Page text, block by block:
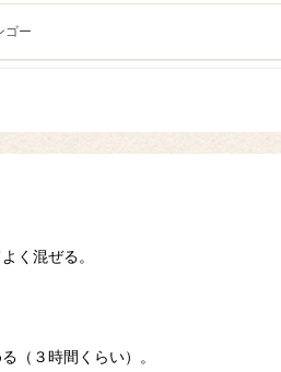
ゴー
く混ぜる。
（３時間くらい）。